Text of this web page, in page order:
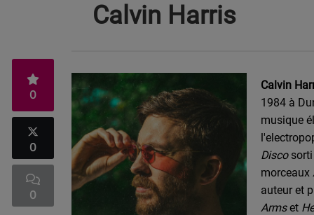
Calvin Harris
0
0
0
Calvin
1984 à
musique
Discosorti
morceaux
auteur et
Armset